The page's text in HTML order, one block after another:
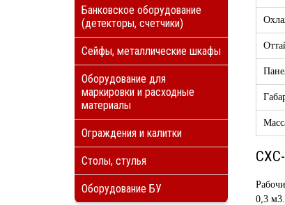
Банковское оборудование
(детекторы, счетчики)
Сейфы, металлические шкафы
Оборудование для
маркировки и расходные
материалы
Ограждения и калитки
Столы, стулья
Оборудование БУ
0,3